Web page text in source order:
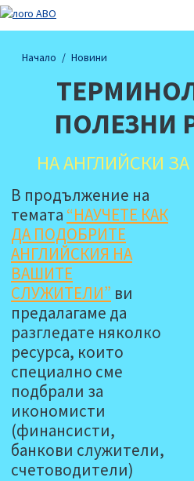
Начало Новини
ПОЛЕЗНИ
НА АНГЛИЙСКИ
В продължение на
темата “НАУЧЕТЕ КАК
ДА ПОДОБРИТЕ
АНГЛИЙСКИЯ НА
ВАШИТЕ
СЛУЖИТЕЛИ” ви
предалагаме да
разгледате няколко
ресурса, които
специално сме
подбрали за
икономисти
(финансисти,
банкови служители,
счетоводители)